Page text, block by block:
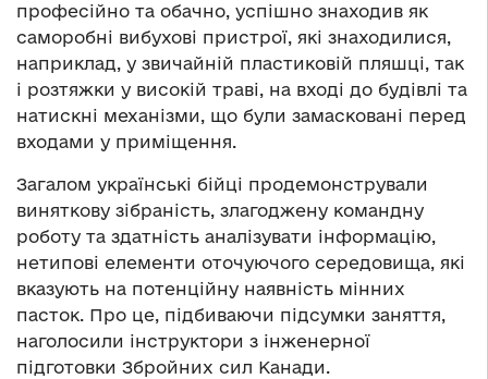
професійно та обачно, успішно знаходив як
саморобні вибухові пристрої, які знаходилися,
наприклад, у звичайній пластиковій пляшці, так
і розтяжки у високій траві, на вході до будівлі та
натискні механізми, що були замасковані перед
входами у приміщення.
Загалом українські бійці продемонстрували
виняткову зібраність, злагоджену командну
роботу та здатність аналізувати інформацію,
нетипові елементи оточуючого середовища, які
вказують на потенційну наявність мінних
пасток. Про це, підбиваючи підсумки заняття,
наголосили інструктори з інженерної
підготовки Збройних сил Канади.